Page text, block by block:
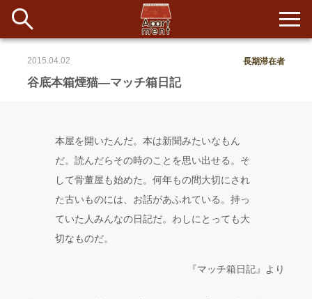
#アイデア #イベント #インド #エッセイ #ボツ #マルシェ
#日記 #暮らし
イベント&ショップ
長期滞在者&more
新着
谷底本箱煙猫―マッチ箱日記
2015.04.02 長期滞在者
本屋を開いたんだ。本は新聞みたいなもん
だ。読んだらその時のことを思い出せる。そ
して骨董屋も始めた。何年もの間大切にされ
た古いものには、お話があふれている。持っ
ていた人みんなの日記だ。わしにとっても大
切なものだ。
『マッチ箱日記』より